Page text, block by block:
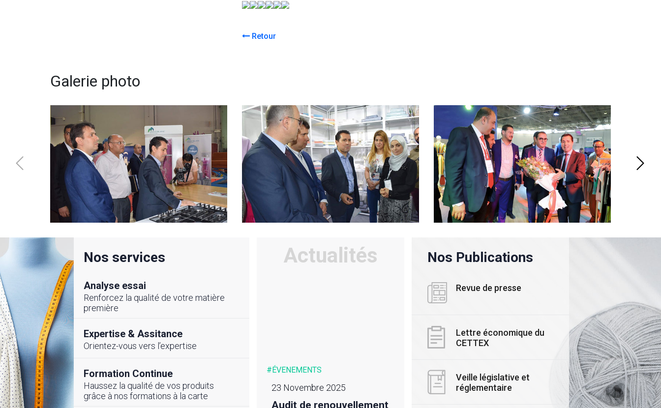
Retour
Galerie photo
Nos services
Analyse essai
Renforcez la qualité de votre matière
première
Expertise & Assitance
Orientez-vous vers l’expertise
Formation Continue
Haussez la qualité de vos produits
grâce à nos formations à la carte
Actualités
2025
de
#ÉVENEMENTS
26 Novembre 2025
#ÉVENEMENTS
23 Novembre 2025
Audit de renouvellement
#ACTUALITE
24 mars 2025
#ACTUALITE
03 Novembre 2025
Le CETTEX
Nos Publications
Revue de presse
Lettre économique du
CETTEX
Veille législative et
réglementaire